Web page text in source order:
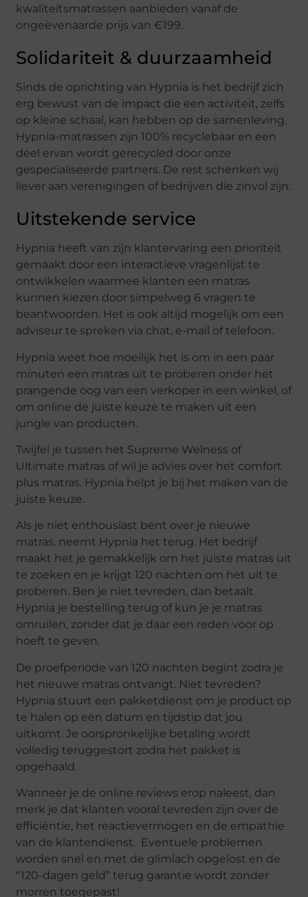
kwaliteitsmatrassen aanbieden vanaf de
ongeëvenaarde prijs van €199.
Solidariteit & duurzaamheid
Sinds de oprichting van Hypnia is het bedrijf zich
erg bewust van de impact die een activiteit, zelfs
op kleine schaal, kan hebben op de samenleving.
Hypnia-matrassen zijn 100% recyclebaar en een
deel ervan wordt gerecycled door onze
gespecialiseerde partners. De rest schenken wij
liever aan verenigingen of bedrijven die zinvol zijn.
Uitstekende service
Hypnia heeft van zijn klantervaring een prioriteit
gemaakt door een interactieve vragenlijst te
ontwikkelen waarmee klanten een matras
kunnen kiezen door simpelweg 6 vragen te
beantwoorden. Het is ook altijd mogelijk om een
adviseur te spreken via chat, e-mail of telefoon.
Hypnia weet hoe moeilijk het is om in een paar
minuten een matras uit te proberen onder het
prangende oog van een verkoper in een winkel, of
om online de juiste keuze te maken uit een
jungle van producten.
Twijfel je tussen het Supreme Welness of
Ultimate matras of wil je advies over het comfort
plus matras. Hypnia helpt je bij het maken van de
juiste keuze.
Als je niet enthousiast bent over je nieuwe
matras, neemt Hypnia het terug. Het bedrijf
maakt het je gemakkelijk om het juiste matras uit
te zoeken en je krijgt 120 nachten om het uit te
proberen. Ben je niet tevreden, dan betaalt
Hypnia je bestelling terug of kun je je matras
omruilen, zonder dat je daar een reden voor op
hoeft te geven.
De proefperiode van 120 nachten begint zodra je
het nieuwe matras ontvangt. Niet tevreden?
Hypnia stuurt een pakketdienst om je product op
te halen op een datum en tijdstip dat jou
uitkomt. Je oorspronkelijke betaling wordt
volledig teruggestort zodra het pakket is
opgehaald.
Wanneer je de online reviews erop naleest, dan
merk je dat klanten vooral tevreden zijn over de
efficiëntie, het reactievermogen en de empathie
van de klantendienst. Eventuele problemen
worden snel en met de glimlach opgelost en de
“120-dagen geld” terug garantie wordt zonder
morren toegepast!